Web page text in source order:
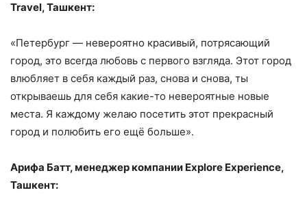
Travel, Ташкент:
«Петербург — невероятно красивый, потрясающий
город, это всегда любовь с первого взгляда. Этот город
влюбляет в себя каждый раз, снова и снова, ты
открываешь для себя какие-то невероятные новые
места. Я каждому желаю посетить этот прекрасный
город и полюбить его ещё больше».
Арифа Батт, менеджер компании Explore Experience,
Ташкент: